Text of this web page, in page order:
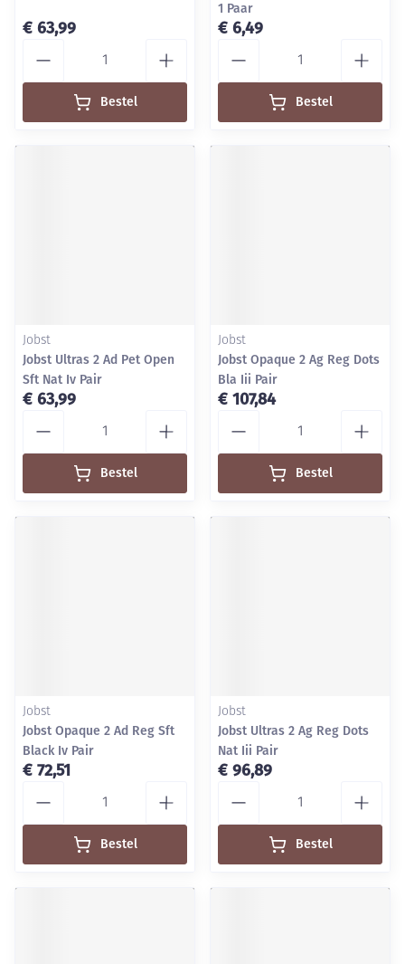
€ 63,99
Bestel
1 Paar
€ 6,49
Bestel
Jobst
Jobst Ultras 2 Ad Pet Open
Sft Nat Iv Pair
€ 63,99
Bestel
Jobst
Jobst Opaque 2 Ag Reg Dots
Bla Iii Pair
€ 107,84
Bestel
Jobst
Jobst Opaque 2 Ad Reg Sft
Black Iv Pair
€ 72,51
Bestel
Jobst
Jobst Ultras 2 Ag Reg Dots
Nat Iii Pair
€ 96,89
Bestel